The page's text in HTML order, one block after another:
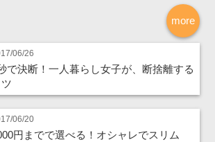
more
06/26
で決断！一人暮らし女子が、断捨離する
06/20
円までで選べる！オシャレでスリム